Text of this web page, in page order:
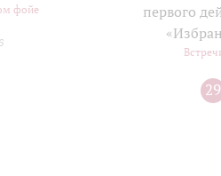
фойе
первого
29